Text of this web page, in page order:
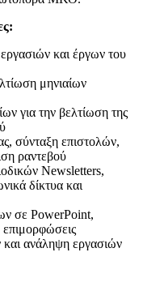
και έργων του
μηνιαίων
για την βελτίωση της
σύνταξη επιστολών,
ραντεβού
Newsletters,
δίκτυα και
σε PowerPoint,
επιμορφώσεις
και ανάληψη εργασιών